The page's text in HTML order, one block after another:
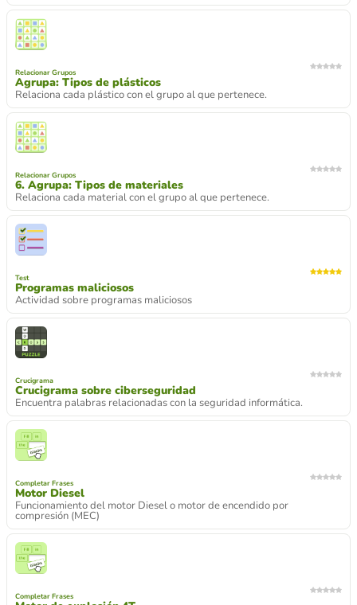
Relacionar Grupos
Agrupa: Tipos de plásticos
Relaciona cada plástico con el grupo al que pertenece.
Relacionar Grupos
6. Agrupa: Tipos de materiales
Relaciona cada material con el grupo al que pertenece.
Test
Programas maliciosos
Actividad sobre programas maliciosos
Crucigrama
Crucigrama sobre ciberseguridad
Encuentra palabras relacionadas con la seguridad informática.
Completar Frases
Motor Diesel
Funcionamiento del motor Diesel o motor de encendido por
compresión (MEC)
Completar Frases